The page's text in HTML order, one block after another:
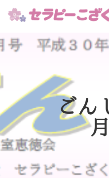
ごん